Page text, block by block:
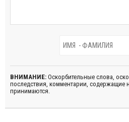
ВНИМАНИЕ: Оскорбительные слова,
последствия, комментарии, содержащие
принимаются.